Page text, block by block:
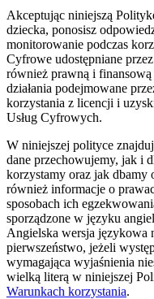
Akceptując niniejszą
dziecka, ponosisz
monitorowanie podczas
Cyfrowe udostępniane
również prawną i
działania podejmowane
korzystania z licencji i
Usług Cyfrowych.
W niniejszej polityce
dane przechowujemy, jak i
korzystamy oraz jak dbamy
również informacje o
sposobach ich
sporządzone w języku
Angielska wersja językowa
pierwszeństwo, jeżeli
wymagająca wyjaśnienia
wielką literą w niniejszej
Warunkach korzystania.